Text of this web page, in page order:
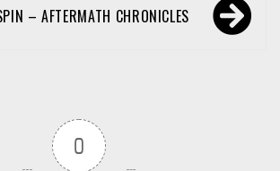
– AFTERMATH CHRONICLES
0